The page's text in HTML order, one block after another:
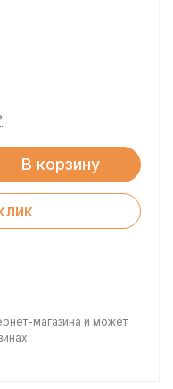
В корзину
магазина и может